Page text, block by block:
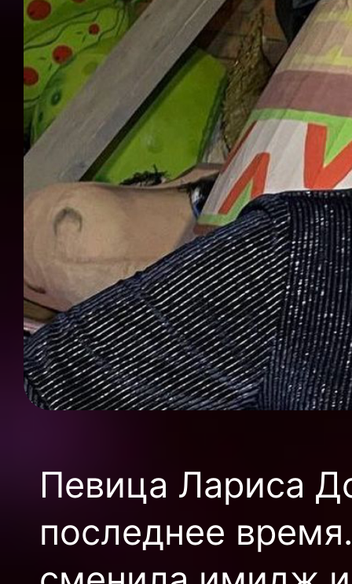
Певица Лариса
последнее